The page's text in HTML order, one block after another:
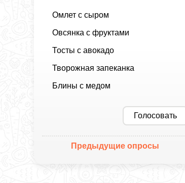
Омлет с сыром
Овсянка с фруктами
Тосты с авокадо
Творожная запеканка
Блины с медом
Голосовать
Предыдущие опросы